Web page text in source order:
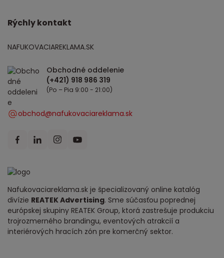
Nafukovaciareklama.sk je špecializovaný online katalóg
divízie REATEK Advertising. Sme súčasťou poprednej
európskej skupiny REATEK Group, ktorá zastrešuje produkciu
trojrozmerného brandingu, eventových atrakcií a
interiérových hracích zón pre komerčný sektor.
Rýchly kontakt
NAFUKOVACIAREKLAMA.SK
Obchodné oddelenie
(Po – Pia 9:00 - 21:00)
obchod@nafukovaciareklama.sk